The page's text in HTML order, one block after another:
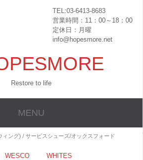
TEL:03-6413-8683
営業時間：11：00～18：00
定休日：月曜
info@hopesmore.net
Restore to life
MENU
ィング) / サービスシューズ/オックスフォード
WESCO WHITES